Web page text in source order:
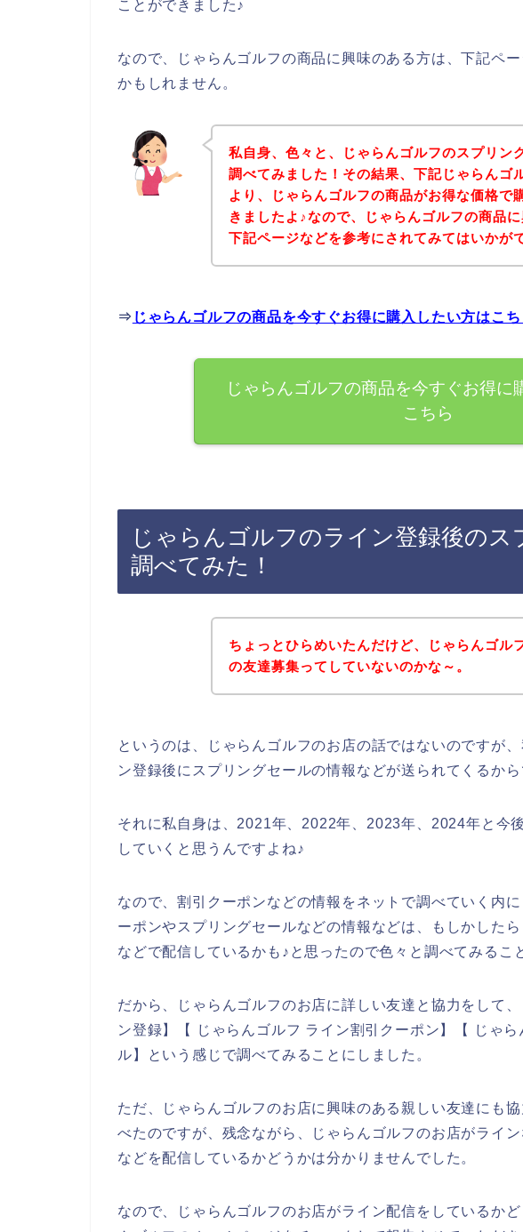
ことができました♪
なので、じゃらんゴルフの商品に興味のある方は、下記ペ
かもしれません。
私自身、色々と、じゃらんゴルフのスプリン
調べてみました！その結果、下記じゃらんゴ
より、じゃらんゴルフの商品がお得な価格で
きましたよ♪なので、じゃらんゴルフの商品
下記ページなどを参考にされてみてはいかが
⇒ じゃらんゴルフの商品を今すぐお得に購入したい方はこち
じゃらんゴルフの商品を今すぐお得に
こちら
じゃらんゴルフのライン登録後のス
調べてみた！
ちょっとひらめいたんだけど、じゃらんゴル
の友達募集ってしていないのかな～。
というのは、じゃらんゴルフのお店の話ではないのですが
ン登録後にスプリングセールの情報などが送られてくるから
それに私自身は、2021年、2022年、2023年、2024年と今
していくと思うんですよね♪
なので、割引クーポンなどの情報をネットで調べていく内
ーポンやスプリングセールなどの情報などは、もしかした
などで配信しているかも♪と思ったので色々と調べてみるこ
だから、じゃらんゴルフのお店に詳しい友達と協力をして
ン登録】【 じゃらんゴルフ ライン割引クーポン】【 じゃ
ル】という感じで調べてみることにしました。
ただ、じゃらんゴルフのお店に興味のある親しい友達にも
べたのですが、残念ながら、じゃらんゴルフのお店がライ
などを配信しているかどうかは分かりませんでした。
なので、じゃらんゴルフのお店がライン配信をしているか